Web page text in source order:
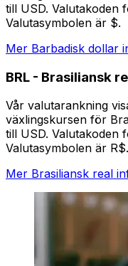
till USD. Valutakoden
Valutasymbolen är $.
Mer Barbadisk dollar
BRL - Brasiliansk
Vår valutarankning
växlingskursen för
till USD. Valutakoden
Valutasymbolen är R$.
Mer Brasiliansk real